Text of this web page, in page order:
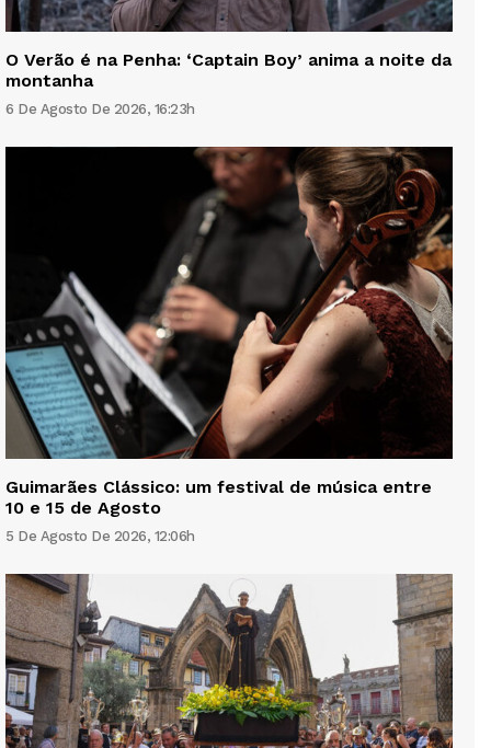
O Verão é na Penha: ‘Captain Boy’ anima a noite da
montanha
6 De Agosto De 2026, 16:23h
Guimarães Clássico: um festival de música entre
10 e 15 de Agosto
5 De Agosto De 2026, 12:06h